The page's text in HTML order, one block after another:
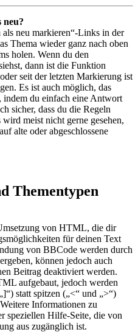
neu?
neu markieren“-Links in der
Thema wieder ganz nach oben
holen. Wenn du den
dann ist die Funktion
seit der letzten Markierung ist
Es ist auch möglich, das
indem du einfach eine Antwort
sicher, dass du die Regeln
wird meist nicht gerne gesehen,
alte oder abgeschlossene
Thementypen
von HTML, die dir
für deinen Text
von BBCode werden durch
können jedoch auch
Beitrag deaktiviert werden.
aufgebaut, jedoch werden
statt spitzen („<“ und „>“)
Informationen zu
speziellen Hilfe-Seite, die von
aus zugänglich ist.